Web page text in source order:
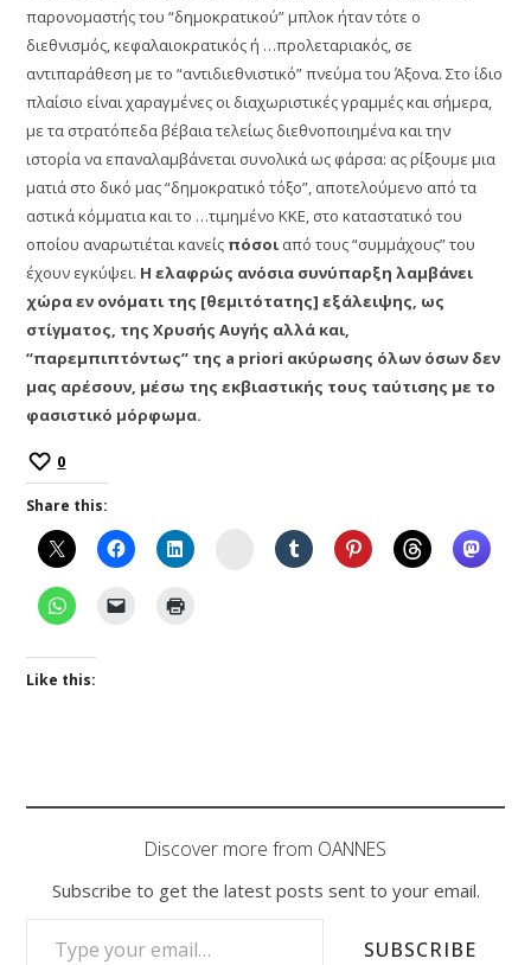
παρονομαστής του “δημοκρατικού” μπλοκ ήταν τότε ο
διεθνισμός, κεφαλαιοκρατικός ή …προλεταριακός, σε
αντιπαράθεση με το “αντιδιεθνιστικό” πνεύμα του Άξονα. Στο ίδιο
πλαίσιο είναι χαραγμένες οι διαχωριστικές γραμμές και σήμερα,
με τα στρατόπεδα βέβαια τελείως διεθνοποιημένα και την
ιστορία να επαναλαμβάνεται συνολικά ως φάρσα: ας ρίξουμε μια
ματιά στο δικό μας “δημοκρατικό τόξο”, αποτελούμενο από τα
αστικά κόμματια και το …τιμημένο ΚΚΕ, στο καταστατικό του
οποίου αναρωτιέται κανείς πόσοι από τους “συμμάχους” του
έχουν εγκύψει. Η ελαφρώς ανόσια συνύπαρξη λαμβάνει
χώρα εν ονόματι της [θεμιτότατης] εξάλειψης, ως
στίγματος, της Χρυσής Αυγής αλλά και,
“παρεμπιπτόντως” της a priori ακύρωσης όλων όσων δεν
μας αρέσουν, μέσω της εκβιαστικής τους ταύτισης με το
φασιστικό μόρφωμα.
0
Share this:
Instagram
Like this:
Discover more from OANNES
Subscribe to get the latest posts sent to your email.
TYPE YOUR EMAIL…
SUBSCRIBE